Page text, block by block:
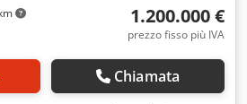
1.200.000 €
prezzo fisso più IVA
Chiamata